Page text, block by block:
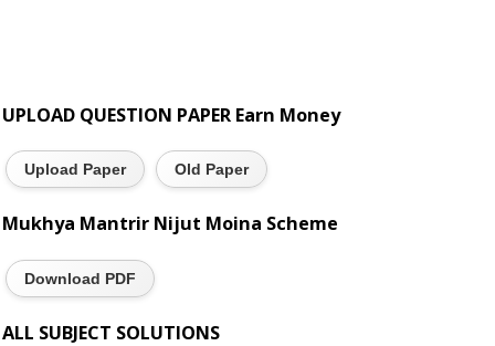
UPLOAD QUESTION PAPER Earn Money
Upload Paper Old Paper
Mukhya Mantrir Nijut Moina Scheme
Download PDF
ALL SUBJECT SOLUTIONS